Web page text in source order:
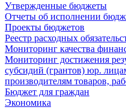
Утвержденные бюджеты
Отчеты об исполнении
Проекты бюджетов
Реестр расходных
Мониторинг качества
Мониторинг достижения
субсидий (грантов) юр.
производителям товаров,
Бюджет для граждан
Экономика